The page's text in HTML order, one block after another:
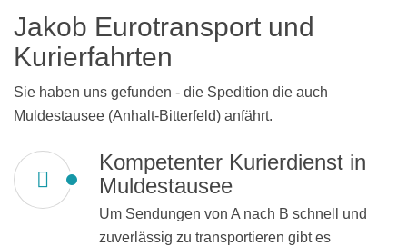
Jakob Eurotransport und
Kurierfahrten
Sie haben uns gefunden - die Spedition die auch
Muldestausee (Anhalt-Bitterfeld) anfährt.
Kompetenter Kurierdienst in
Muldestausee
Um Sendungen von A nach B schnell und
zuverlässig zu transportieren gibt es